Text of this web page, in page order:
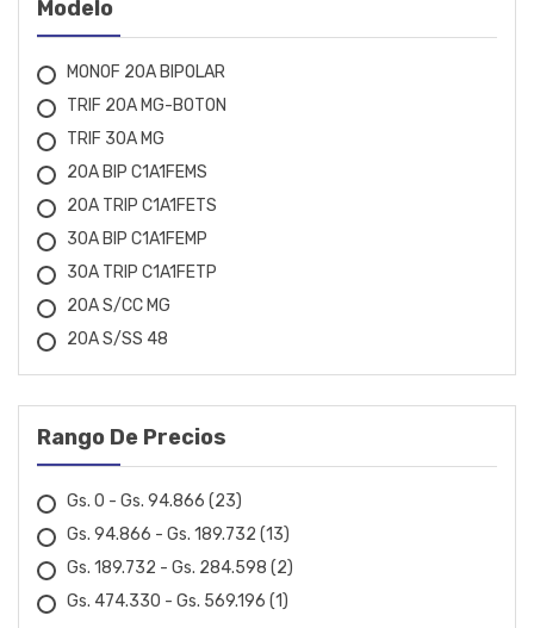
COBIX
CROMATELL
DRAKAR
EBERLE
EDA
EMEB
FAESIN
FANEP
FERMAK
FIAC
Modelo
MONOF 20A BIPOLAR
TRIF 20A MG-BOTON
TRIF 30A MG
20A BIP C1A1FEMS
20A TRIP C1A1FETS
30A BIP C1A1FEMP
30A TRIP C1A1FETP
20A S/CC MG
20A S/SS 48
Rango De Precios
Gs. 0 - Gs. 94.866 (23)
Gs. 94.866 - Gs. 189.732 (13)
Gs. 189.732 - Gs. 284.598 (2)
Gs. 474.330 - Gs. 569.196 (1)